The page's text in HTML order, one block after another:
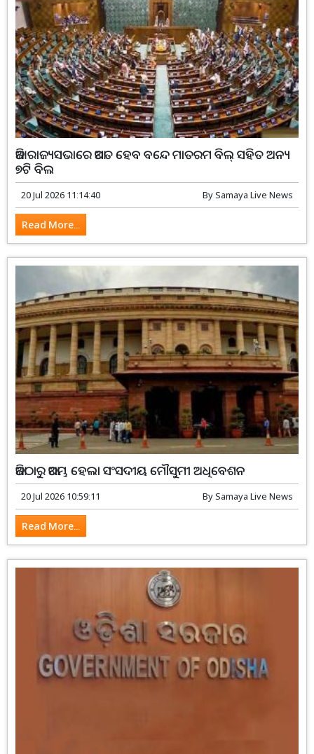
ଆଜି ରାଜ୍ୟସଭାରେ ଆଗତ ହେବ ବନ୍ଦେ ମାତରମ ବିଲ୍ ସହିତ ଅନ୍ୟ
୭ଟି ବିଲ
20 Jul 2026 11:14:40 BySamaya Live News
Read More...
ଆଜିଠାରୁ ଆରମ୍ଭ ହେଲା ସଂସଦୀୟ ମୌସୁମୀ ଅଧିବେଶନ
20 Jul 2026 10:59:11 BySamaya Live News
Read More...